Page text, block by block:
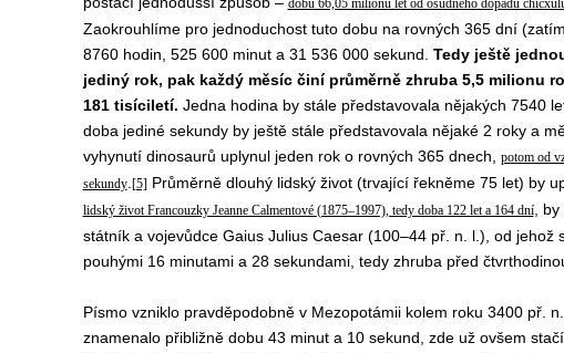
dobu 66,05 milionu let od osudného dopadu
Zaokrouhlíme pro jednoduchost tuto dobu na rovných 365 dní
8760 hodin, 525 600 minut a 31 536 000 sekund. Tedy ještě
jediný rok, pak každý měsíc činí průměrně zhruba 5,5 milionu
181 tisíciletí. Jedna hodina by stále představovala nějakých 7540
doba jediné sekundy by ještě stále představovala nějaké 2 roky a
vyhynutí dinosaurů uplynul jeden rok o rovných 365 dnech,
potom od
sekundy. [5]Průměrně dlouhý lidský život (trvající řekněme 75 let) by
lidský život Francouzky Jeanne Calmentové (1875–1997), tedy doba 122 let a 164 dní, by
státník a vojevůdce Gaius Julius Caesar (100–44 př. n. l.), od
pouhými 16 minutami a 28 sekundami, tedy zhruba před
Písmo vzniklo pravděpodobně v Mezopotámii kolem roku 3400 př.
znamenalo přibližně dobu 43 minut a 10 sekund, zde už ovšem